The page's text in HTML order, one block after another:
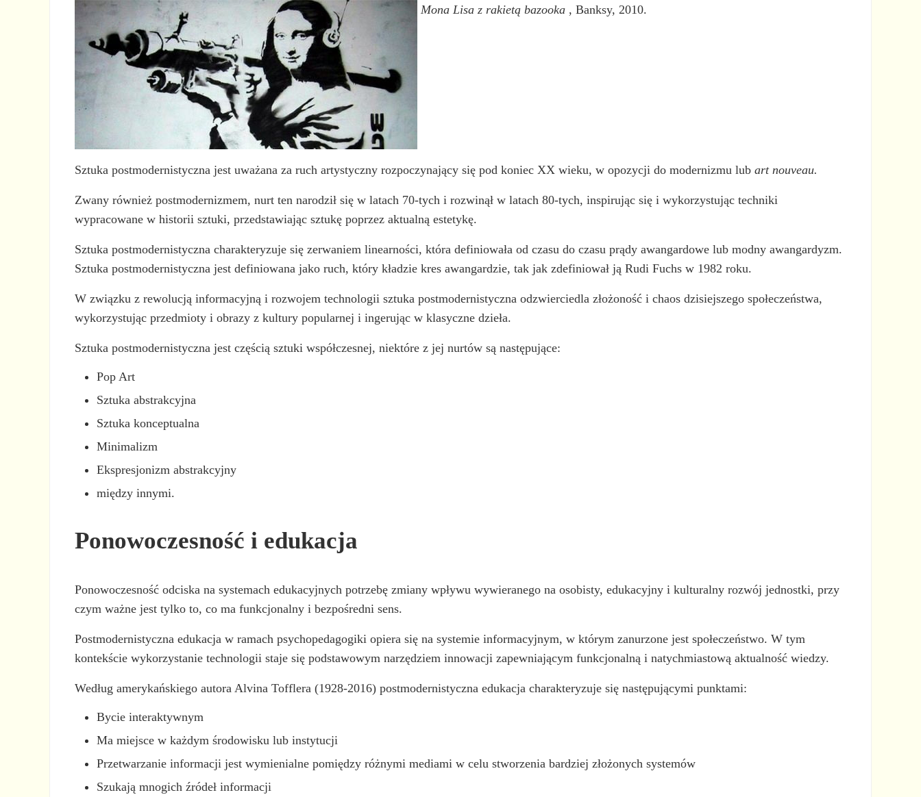
Mona Lisa z rakietą bazooka , Banksy, 2010.
Sztuka postmodernistyczna jest uważana za ruch artystyczny rozpoczynający się pod koniec XX wieku, w opozycji do modernizmu lubart nouveau.
Zwany również postmodernizmem, nurt ten narodził się w latach 70-tych i rozwinął w latach 80-tych, inspirując się i wykorzystując techniki
wypracowane w historii sztuki, przedstawiając sztukę poprzez aktualną estetykę.
Sztuka postmodernistyczna charakteryzuje się zerwaniem linearności, która definiowała od czasu do czasu prądy awangardowe lub modny awangardyzm.
Sztuka postmodernistyczna jest definiowana jako ruch, który kładzie kres awangardzie, tak jak zdefiniował ją Rudi Fuchs w 1982 roku.
W związku z rewolucją informacyjną i rozwojem technologii sztuka postmodernistyczna odzwierciedla złożoność i chaos dzisiejszego społeczeństwa,
wykorzystując przedmioty i obrazy z kultury popularnej i ingerując w klasyczne dzieła.
Sztuka postmodernistyczna jest częścią sztuki współczesnej, niektóre z jej nurtów są następujące:
Pop Art
Sztuka abstrakcyjna
Sztuka konceptualna
Minimalizm
Ekspresjonizm abstrakcyjny
między innymi.
Ponowoczesność i edukacja
Ponowoczesność odciska na systemach edukacyjnych potrzebę zmiany wpływu wywieranego na osobisty, edukacyjny i kulturalny rozwój jednostki, przy
czym ważne jest tylko to, co ma funkcjonalny i bezpośredni sens.
Postmodernistyczna edukacja w ramach psychopedagogiki opiera się na systemie informacyjnym, w którym zanurzone jest społeczeństwo. W tym
kontekście wykorzystanie technologii staje się podstawowym narzędziem innowacji zapewniającym funkcjonalną i natychmiastową aktualność wiedzy.
Według amerykańskiego autora Alvina Tofflera (1928-2016) postmodernistyczna edukacja charakteryzuje się następującymi punktami:
Bycie interaktywnym
Ma miejsce w każdym środowisku lub instytucji
Przetwarzanie informacji jest wymienialne pomiędzy różnymi mediami w celu stworzenia bardziej złożonych systemów
Szukają mnogich źródeł informacji